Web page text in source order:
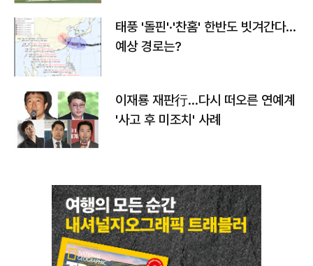
태풍 '돌핀'·'찬홈' 한반도 빗겨간다…
예상 경로는?
이재룡 재판行…다시 떠오른 연예계
'사고 후 미조치' 사례